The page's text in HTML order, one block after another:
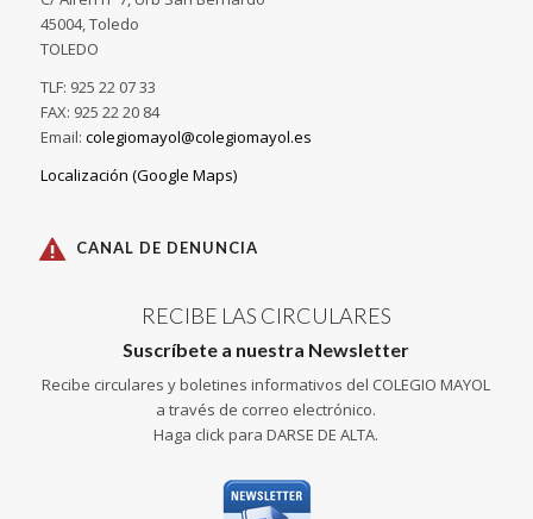
45004, Toledo
TOLEDO
TLF: 925 22 07 33
FAX: 925 22 20 84
Email: colegiomayol@colegiomayol.es
Localización (Google Maps)
CANAL DE DENUNCIA
RECIBE LAS CIRCULARES
Suscríbete a nuestra Newsletter
Recibe circulares y boletines informativos del COLEGIO MAYOL
a través de correo electrónico.
Haga click para DARSE DE ALTA.